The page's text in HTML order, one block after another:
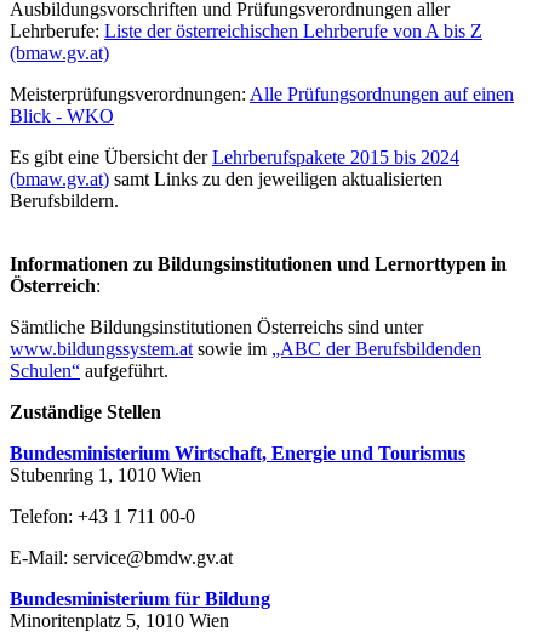
Ausbildungsvorschriften und Prüfungsverordnungen aller
Lehrberufe: Liste der österreichischen Lehrberufe von A bis Z
(bmaw.gv.at)
Meisterprüfungsverordnungen: Alle Prüfungsordnungen auf einen
Blick - WKO
Es gibt eine Übersicht derLehrberufspakete 2015 bis 2024
(bmaw.gv.at) samt Links zu den jeweiligen aktualisierten
Berufsbildern.
Informationen zu Bildungsinstitutionen und Lernorttypen in
Österreich:
Sämtliche Bildungsinstitutionen Österreichs sind unter
www.bildungssystem.at sowie im „ABC der Berufsbildenden
Schulen“ aufgeführt.
Zuständige Stellen
Bundesministerium Wirtschaft, Energie und Tourismus
Stubenring 1, 1010 Wien
Telefon: +43 1 711 00-0
E-Mail: service@bmdw.gv.at
Bundesministerium für Bildung
Minoritenplatz 5, 1010 Wien